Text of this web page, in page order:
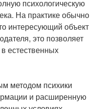
психологическую
На практике обычно
интересующий объект
это позволяет
естественных
методом психики
и расширенную